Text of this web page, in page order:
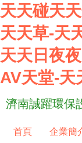
天天碰天
天天草-天
天天日夜
AV天堂-天
濟南誠躍環保
首頁 企業簡